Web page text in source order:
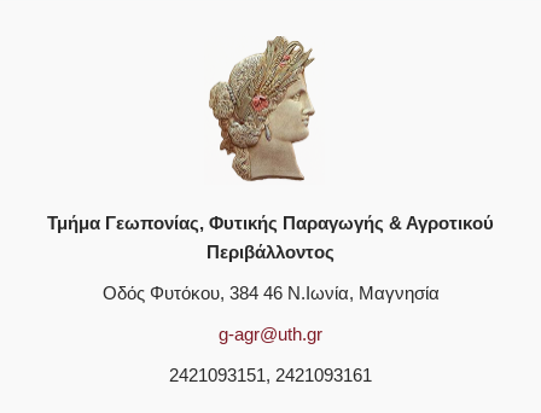
Τμήμα Γεωπονίας, Φυτικής Παραγωγής & Αγροτικού
Περιβάλλοντος
Οδός Φυτόκου, 384 46 Ν.Ιωνία, Μαγνησία
g-agr@uth.gr
2421093151, 2421093161